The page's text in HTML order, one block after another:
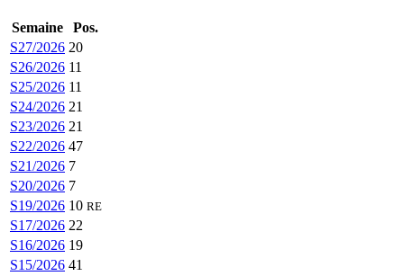
Semaine
Pos.
S27/2026 20
S26/2026 11
S25/2026 11
S24/2026 21
S23/2026 21
S22/2026 47
S21/2026 7
S20/2026 7
S19/2026 10 RE
S17/2026 22
S16/2026 19
S15/2026 41